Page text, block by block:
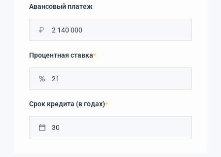
Авансовый платеж
₽
Процентная ставка*
Срок кредита (в годах)*